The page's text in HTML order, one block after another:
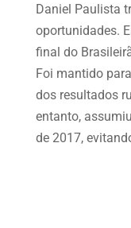
Daniel Paulista
oportunidades.
final do
Foi mantido
dos resultados
entanto,
de 2017,